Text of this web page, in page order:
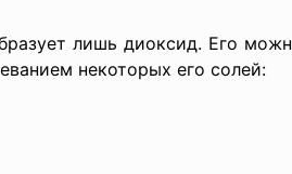
лишь диоксид. Его можно
некоторых его солей: